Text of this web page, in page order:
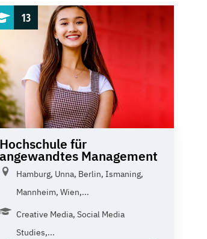
13
Hochschule für
angewandtes Management
Hamburg, Unna, Berlin, Ismaning,
Mannheim, Wien,...
Creative Media, Social Media
Studies,...